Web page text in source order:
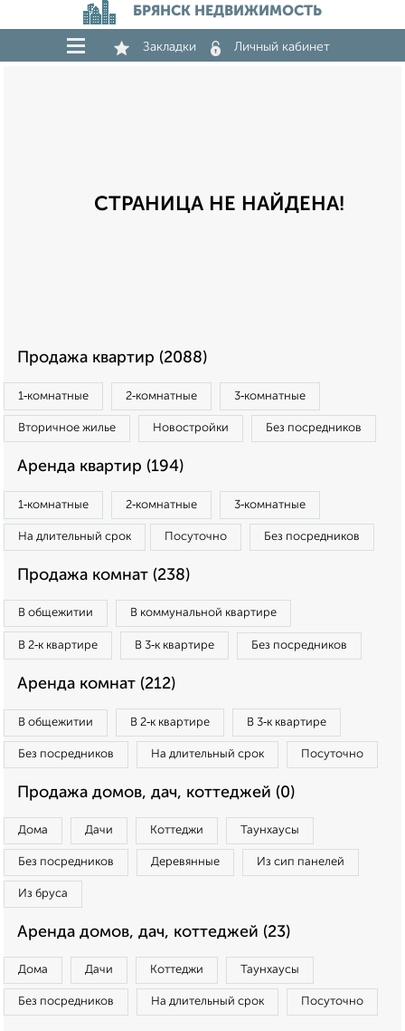
БРЯНСК НЕДВИЖИМОСТЬ
Закладки Личный кабинет
СТРАНИЦА НЕ НАЙДЕНА!
Продажа квартир (2088)
1‑комнатные 2‑комнатные 3‑комнатные
Вторичное жилье Новостройки Без посредников
Аренда квартир (194)
1‑комнатные 2‑комнатные 3‑комнатные
На длительный срок Посуточно Без посредников
Продажа комнат (238)
В общежитии В коммунальной квартире
В 2‑к квартире В 3‑к квартире Без посредников
Аренда комнат (212)
В общежитии В 2‑к квартире В 3‑к квартире
Без посредников На длительный срок Посуточно
Продажа домов, дач, коттеджей (0)
Дома Дачи Коттеджи Таунхаусы
Без посредников Деревянные Из сип панелей
Из бруса
Аренда домов, дач, коттеджей (23)
Дома Дачи Коттеджи Таунхаусы
Без посредников На длительный срок Посуточно